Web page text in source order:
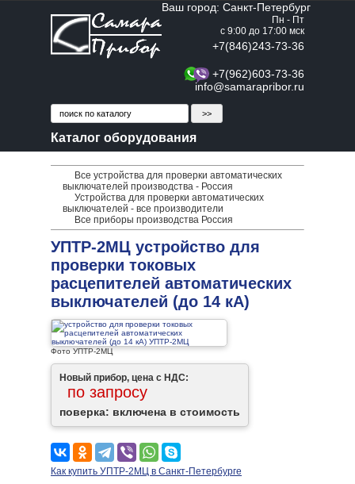
Ваш город: Санкт-Петербург
Пн - Пт
с 9:00 до 17:00 мск
+7(846)243-73-36
+7(962)603-73-36
info@samarapribor.ru
Каталог оборудования
Все устройства для проверки автоматических
выключателей производства - Россия
Устройства для проверки автоматических
выключателей - все производители
Все приборы производства Россия
УПТР-2МЦ устройство для
проверки токовых
расцепителей автоматических
выключателей (до 14 кА)
Фото УПТР-2МЦ
Новый прибор, цена с НДС:
по запросу
поверка: включена в стоимость
Как купить УПТР-2МЦ в Санкт-Петербурге